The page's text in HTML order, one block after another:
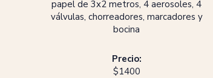
papel de 3x2 metros, 4 aerosoles, 4
válvulas, chorreadores, marcadores y
bocina
Precio:
$1400